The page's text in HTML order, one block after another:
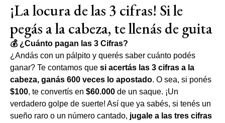
¡La locura de las 3 cifras! Si le
pegás a la cabeza, te llenás de guita
💰 ¿Cuánto pagan las 3 Cifras?
¿Andás con un pálpito y querés saber cuánto podés
ganar? Te contamos que si acertás las 3 cifras a la
cabeza, ganás 600 veces lo apostado. O sea, si ponés
$100, te convertís en $60.000 de un saque. ¡Un
verdadero golpe de suerte! Así que ya sabés, si tenés un
sueño raro o un número cantado, jugale a las tres cifras